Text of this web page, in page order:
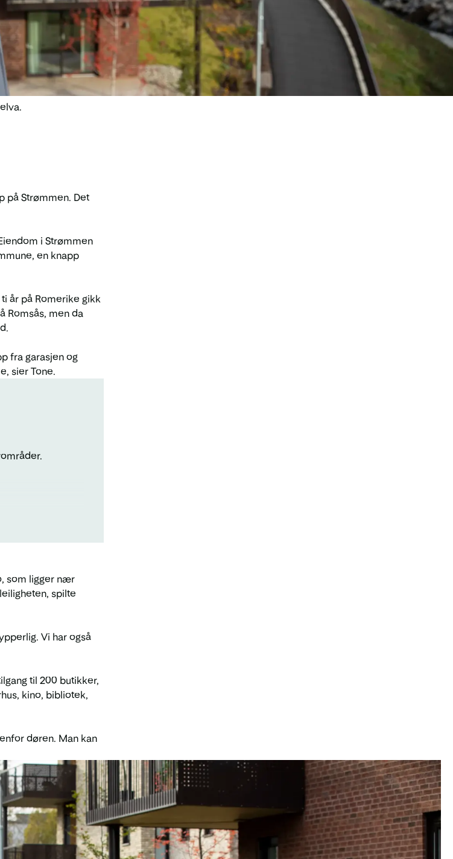
på Strømmen. Det
i Strømmen
en knapp
år på Romerike gikk
Romsås, men da
fra garasjen og
sier Tone.
som ligger nær
spilte
Vi har også
til 200 butikker,
kino, bibliotek,
døren. Man kan